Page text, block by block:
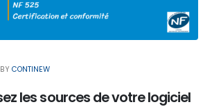
BY CONTINEW
les sources de votre logiciel